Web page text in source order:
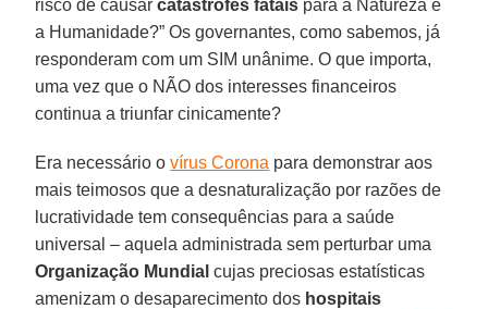
risco de causarcatástrofes fatais para a Natureza e
a Humanidade?” Os governantes, como sabemos, já
responderam com um SIM unânime. O que importa,
uma vez que o NÃO dos interesses financeiros
continua a triunfar cinicamente?
Era necessário ovírus Corona para demonstrar aos
mais teimosos que a desnaturalização por razões de
lucratividade tem consequências para a saúde
universal – aquela administrada sem perturbar uma
Organização Mundial cujas preciosas estatísticas
amenizam o desaparecimento dos hospitais